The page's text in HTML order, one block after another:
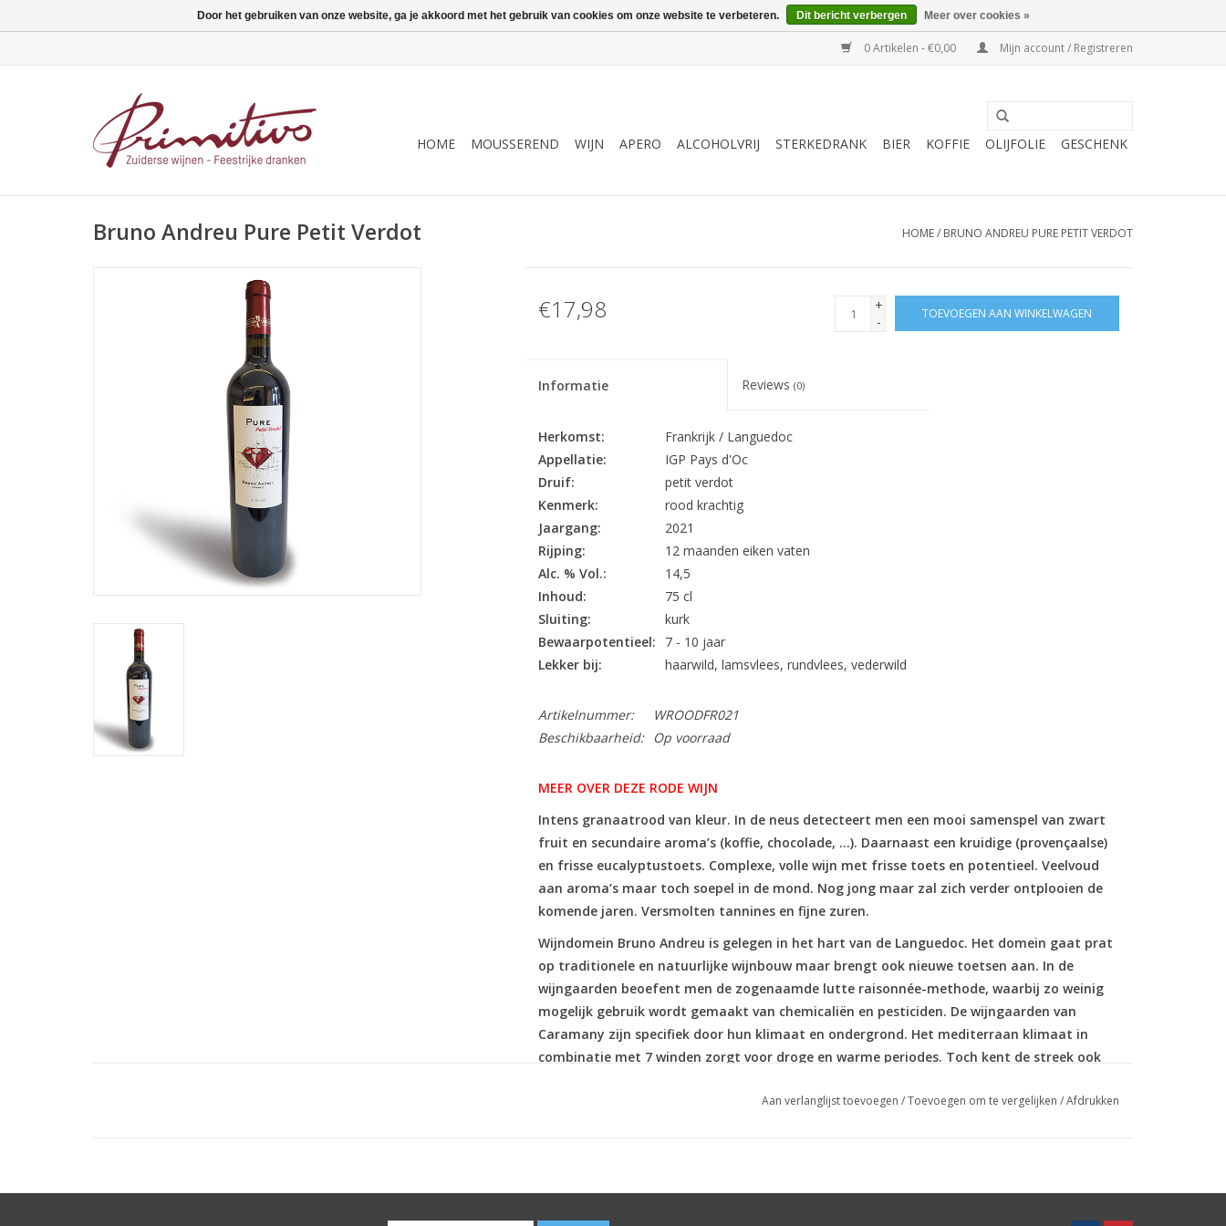
0 Artikelen - €0,00 Mijn account / Registreren
HOME MOUSSEREND WIJN APERO ALCOHOLVRIJ STERKEDRANK BIER KOFFIE OLIJFOLIE GESCHENK
Bruno Andreu Pure Petit Verdot HOME/ BRUNO ANDREU PURE PETIT VERDOT
€17,98
+
-
TOEVOEGEN AAN WINKELWAGEN
Informatie Reviews (0)
Artikelnummer:
WROODFR021
Beschikbaarheid:
Op voorraad
MEER OVER DEZE RODE WIJN
Intens granaatrood van kleur. In de neus detecteert men een mooi samenspel van zwart
fruit en secundaire aroma’s (koffie, chocolade, …). Daarnaast een kruidige (provençaalse)
en frisse eucalyptustoets. Complexe, volle wijn met frisse toets en potentieel. Veelvoud
aan aroma’s maar toch soepel in de mond. Nog jong maar zal zich verder ontplooien de
komende jaren. Versmolten tannines en fijne zuren.
Wijndomein Bruno Andreu is gelegen in het hart van de Languedoc. Het domein gaat prat
op traditionele en natuurlijke wijnbouw maar brengt ook nieuwe toetsen aan. In de
wijngaarden beoefent men de zogenaamde lutte raisonnée-methode, waarbij zo weinig
mogelijk gebruik wordt gemaakt van chemicaliën en pesticiden. De wijngaarden van
Caramany zijn specifiek door hun klimaat en ondergrond. Het mediterraan klimaat in
combinatie met 7 winden zorgt voor droge en warme periodes. Toch kent de streek ook
Herkomst:
Frankrijk / Languedoc
Appellatie:
IGP Pays d'Oc
Druif:
petit verdot
Kenmerk:
rood krachtig
Jaargang:
2021
Rijping:
12 maanden eiken vaten
Alc. % Vol.:
14,5
Inhoud:
75 cl
Sluiting:
kurk
Bewaarpotentieel:
7 - 10 jaar
Lekker bij:
haarwild, lamsvlees, rundvlees, vederwild
Aan verlanglijst toevoegen /Toevoegen om te vergelijken /Afdrukken
Door het gebruiken van onze website, ga je akkoord met het gebruik van cookies om onze website te verbeteren. Dit bericht verbergen Meer over cookies »